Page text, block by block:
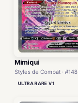
Mimiqui
Styles de Combat · #148
ULTRA RARE V1